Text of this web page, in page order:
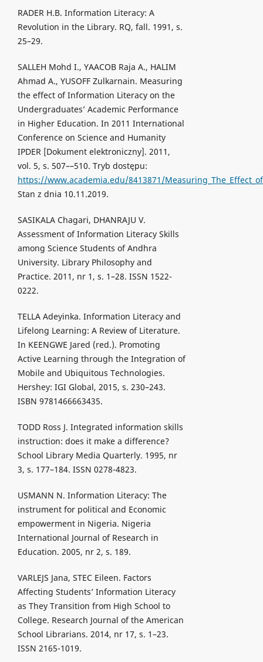
RADER H.B. Information Literacy: A
Revolution in the Library. RQ, fall. 1991, s.
25–29.
SALLEH Mohd I., YAACOB Raja A., HALIM
Ahmad A., YUSOFF Zulkarnain. Measuring
the effect of Information Literacy on the
Undergraduates’ Academic Performance
in Higher Education. In 2011 International
Conference on Science and Humanity
IPDER [Dokument elektroniczny]. 2011,
vol. 5, s. 507––510. Tryb dostępu:
https://www.academia.edu/8413871/
Stan z dnia 10.11.2019.
SASIKALA Chagari, DHANRAJU V.
Assessment of Information Literacy Skills
among Science Students of Andhra
University. Library Philosophy and
Practice. 2011, nr 1, s. 1–28. ISSN 1522-
0222.
TELLA Adeyinka. Information Literacy and
Lifelong Learning: A Review of Literature.
In KEENGWE Jared (red.). Promoting
Active Learning through the Integration of
Mobile and Ubiquitous Technologies.
Hershey: IGI Global, 2015, s. 230–243.
ISBN 9781466663435.
TODD Ross J. Integrated information skills
instruction: does it make a difference?
School Library Media Quarterly. 1995, nr
3, s. 177–184. ISSN 0278-4823.
USMANN N. Information Literacy: The
instrument for political and Economic
empowerment in Nigeria. Nigeria
International Journal of Research in
Education. 2005, nr 2, s. 189.
VARLEJS Jana, STEC Eileen. Factors
Affecting Students’ Information Literacy
as They Transition from High School to
College. Research Journal of the American
School Librarians. 2014, nr 17, s. 1–23.
ISSN 2165-1019.